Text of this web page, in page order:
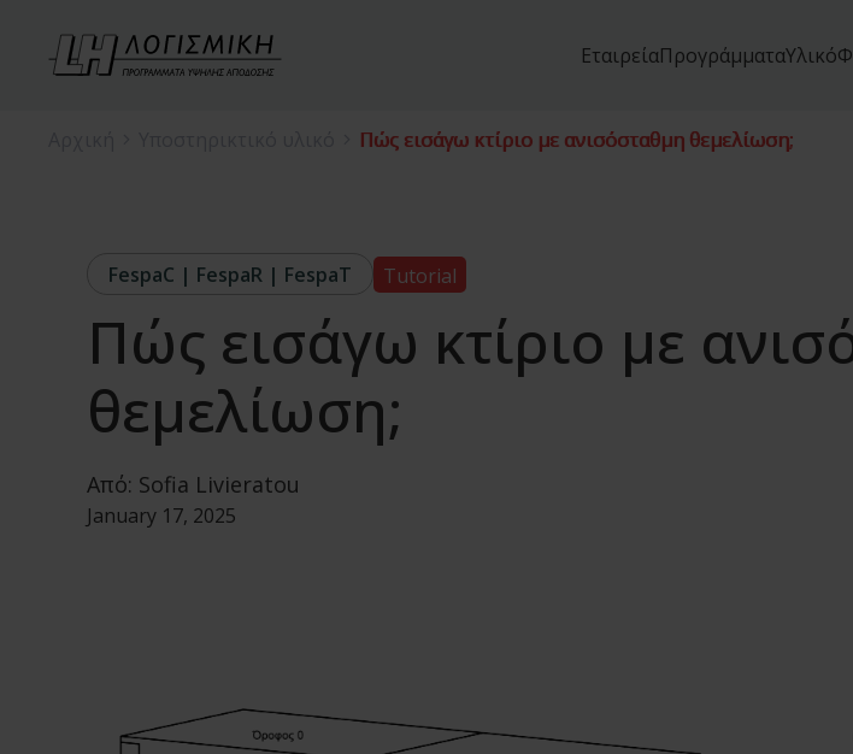
ΕταιρείαΠρογράμματαΥλικό
Πώς εισάγω κτίριο με ανισόσταθμη θεμελίωση;
FespaC | FespaR | FespaT Tutorial
Πώς εισάγω κτίριο με
θεμελίωση;
Από: Sofia Livieratou
January 17, 2025